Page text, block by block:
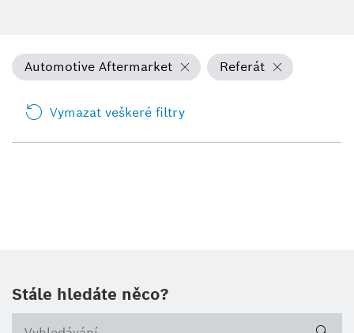
Automotive Aftermarket Referát
Vymazat veškeré filtry
Stále hledáte něco?